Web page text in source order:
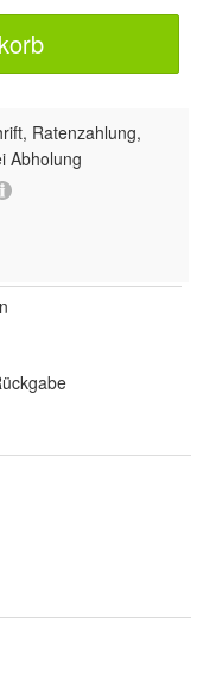
Ratenzahlung,
Abholung